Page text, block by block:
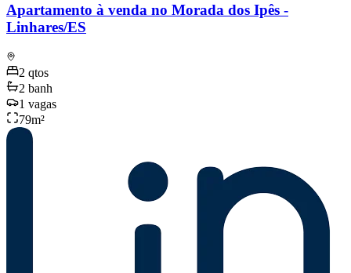
Apartamento à venda no Morada dos Ipês -
Linhares/ES
2 qtos
2 banh
1 vagas
79m²